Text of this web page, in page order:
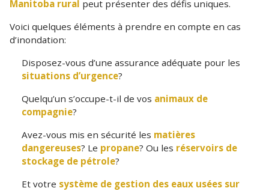
Manitoba rural peut présenter des défis uniques.
Voici quelques éléments à prendre en compte en cas
d’inondation:
Disposez-vous d’une assurance adéquate pour les
situations d’urgence?
Quelqu’un s’occupe-t-il de vos animaux de
compagnie?
Avez-vous mis en sécurité les matières
dangereuses? Le propane? Ou les réservoirs de
stockage de pétrole?
Et votre système de gestion des eaux usées sur